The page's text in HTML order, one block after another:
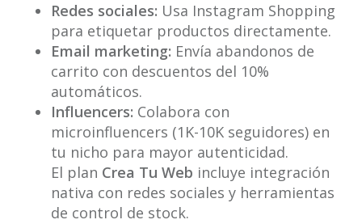
Redes sociales: Usa Instagram Shopping
para etiquetar productos directamente.
Email marketing: Envía abandonos de
carrito con descuentos del 10%
automáticos.
Influencers: Colabora con
microinfluencers (1K-10K seguidores) en
tu nicho para mayor autenticidad.
El plan Crea Tu Web incluye integración
nativa con redes sociales y herramientas
de control de stock.